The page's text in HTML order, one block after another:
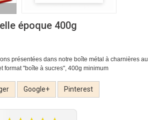
époque 400g
présentées dans notre boîte métal à charnières au
format "boîte à sucres", 400g minimum
Google+ Pinterest